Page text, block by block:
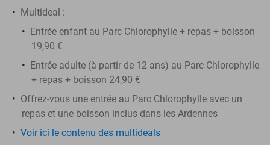
Multideal :
Entrée enfant au Parc Chlorophylle + repas + boisson
19,90 €
​Entrée adulte (à partir de 12 ans) au Parc Chlorophylle
+ repas + boisson 24,90 €
Offrez-vous une entrée au Parc Chlorophylle avec un
repas et une boisson inclus dans les Ardennes
Voir ici le contenu des multideals